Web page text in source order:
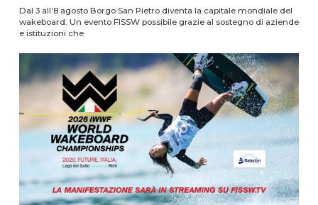
Dal 3 all’8 agosto Borgo San Pietro diventa la capitale mondiale del
wakeboard. Un evento FISSW possibile grazie al sostegno di aziende
e istituzioni che